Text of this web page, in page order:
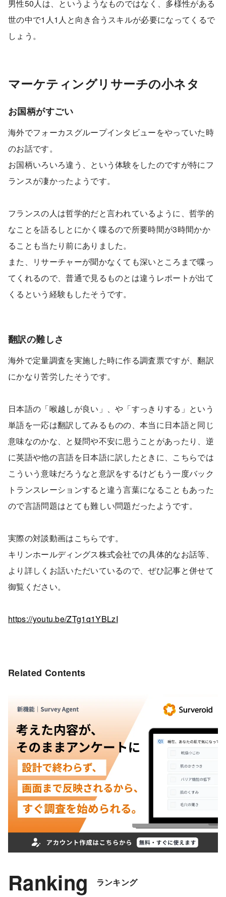
男性50人は、というようなものではなく、多様性がある
世の中で1人1人と向き合うスキルが必要になってくるで
しょう。
マーケティングリサーチの小ネタ
お国柄がすごい
海外でフォーカスグループインタビューをやっていた時
のお話です。
お国柄いろいろ違う、という体験をしたのですが特にフ
ランスが凄かったようです。
フランスの人は哲学的だと言われているように、哲学的
なことを語るしとにかく喋るので所要時間が3時間かか
ることも当たり前にありました。
また、リサーチャーが聞かなくても深いところまで喋っ
てくれるので、普通で見るものとは違うレポートが出て
くるという経験もしたそうです。
翻訳の難しさ
海外で定量調査を実施した時に作る調査票ですが、翻訳
にかなり苦労したそうです。
日本語の「喉越しが良い」、や「すっきりする」という
単語を一応は翻訳してみるものの、本当に日本語と同じ
意味なのかな、と疑問や不安に思うことがあったり、逆
に英語や他の言語を日本語に訳したときに、こちらでは
こういう意味だろうなと意訳をするけどもう一度バック
トランスレーションすると違う言葉になることもあった
ので言語問題はとても難しい問題だったようです。
実際の対談動画はこちらです。
キリンホールディングス株式会社での具体的なお話等、
より詳しくお話いただいているので、ぜひ記事と併せて
御覧ください。
https://youtu.be/ZTg1q1YBLzI
Related Contents
Ranking ランキング